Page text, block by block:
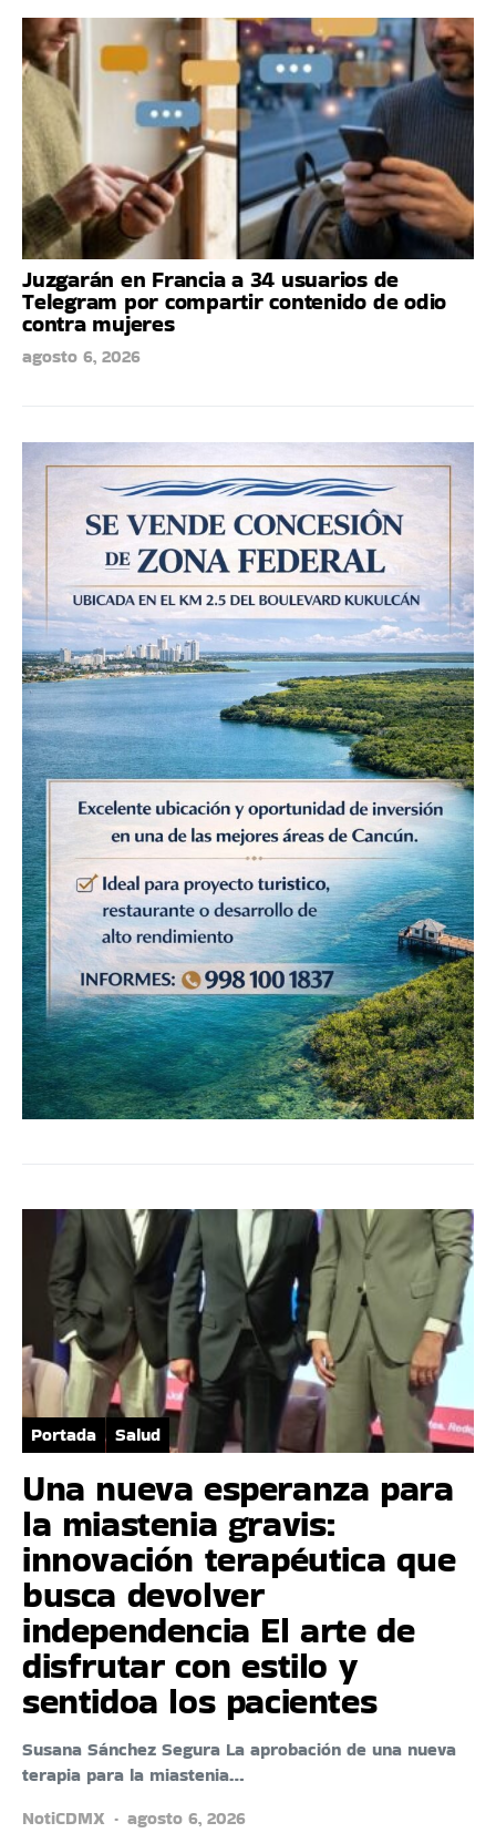
Juzgarán en Francia a 34 usuarios de
Telegram por compartir contenido de odio
contra mujeres
agosto 6, 2026
Portada Salud
Una nueva esperanza para
la miastenia gravis:
innovación terapéutica que
busca devolver
independencia El arte de
disfrutar con estilo y
sentidoa los pacientes
Susana Sánchez Segura La aprobación de una nueva
terapia para la miastenia…
NotiCDMX
agosto 6, 2026